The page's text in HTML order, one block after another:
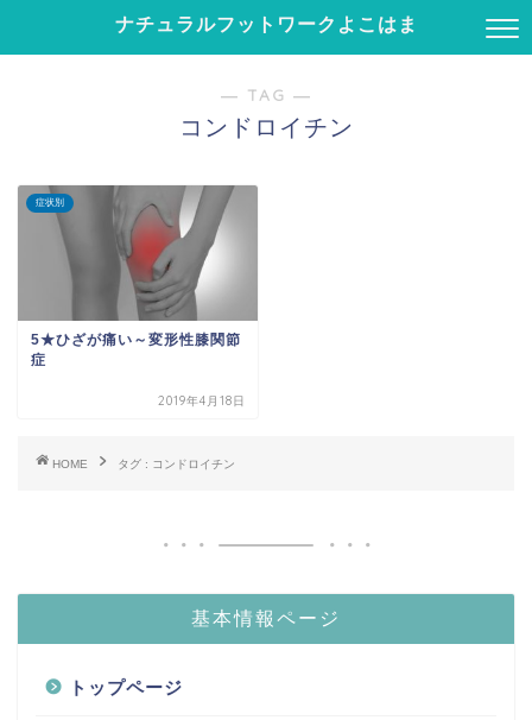
ナチュラルフットワークよこはま
― TAG ―
コンドロイチン
症状別
5★ひざが痛い～変形性膝関節
症
2019年4月18日
HOME タグ : コンドロイチン
基本情報ページ
トップページ